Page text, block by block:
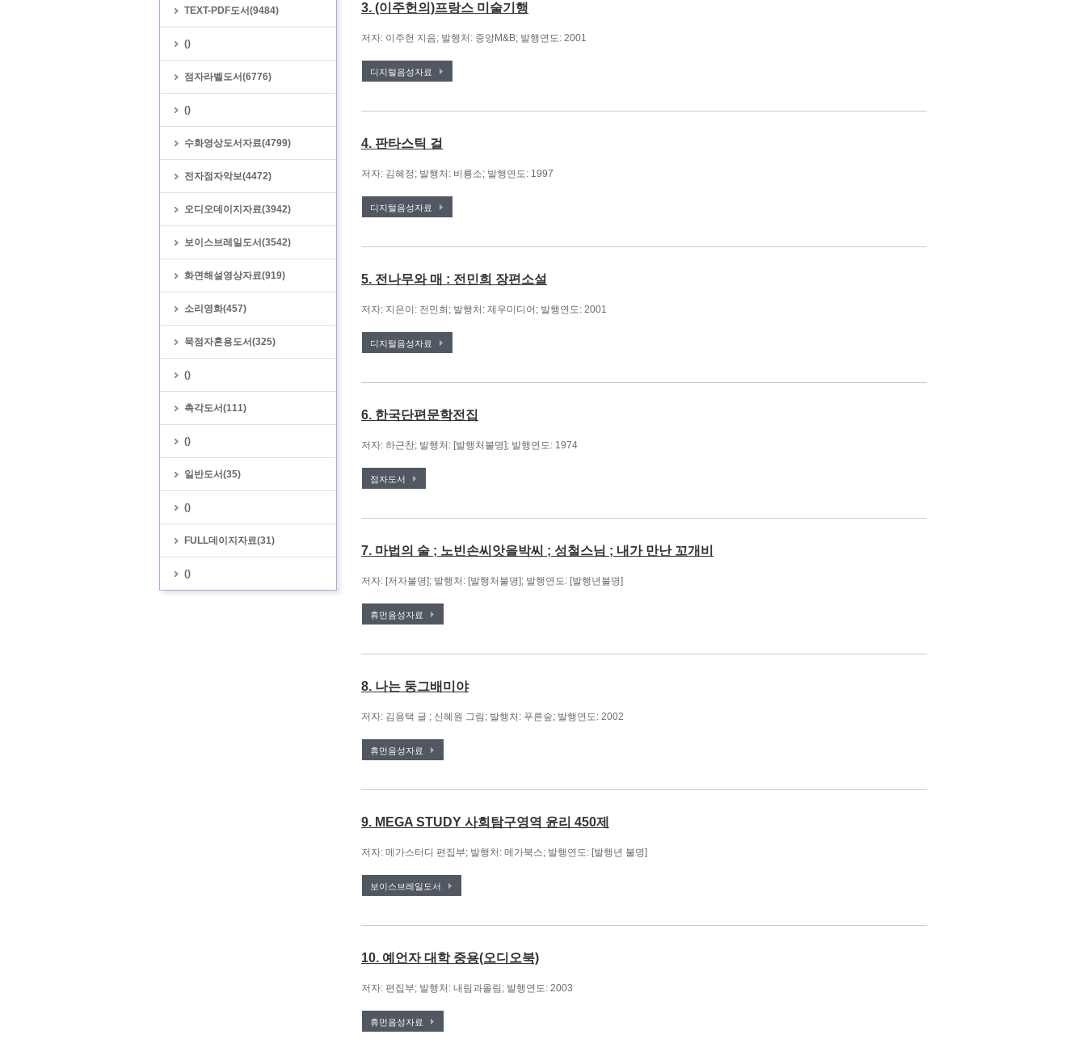
TEXT-PDF도서(9484)
()
점자라벨도서(6776)
()
수화영상도서자료(4799)
전자점자악보(4472)
오디오데이지자료(3942)
보이스브레일도서(3542)
화면해설영상자료(919)
소리영화(457)
묵점자혼용도서(325)
()
촉각도서(111)
()
일반도서(35)
()
FULL데이지자료(31)
()
3. (이주헌의)프랑스 미술기행
저자: 이주헌 지음; 발행처: 중앙M&B; 발행연도: 2001
디지털음성자료
4. 판타스틱 걸
저자: 김혜정; 발행처: 비룡소; 발행연도: 1997
디지털음성자료
5. 전나무와 매 : 전민희 장편소설
저자: 지은이: 전민희; 발행처: 제우미디어; 발행연도: 2001
디지털음성자료
6. 한국단편문학전집
저자: 하근찬; 발행처: [발행처불명]; 발행연도: 1974
점자도서
7. 마법의 술 ; 노빈손씨앗을박씨 ; 성철스님 ; 내가 만난 꼬개비
저자: [저자불명]; 발행처: [발행처불명]; 발행연도: [발행년불명]
휴먼음성자료
8. 나는 둥그배미야
저자: 김용택 글 ; 신혜원 그림; 발행처: 푸른숲; 발행연도: 2002
휴먼음성자료
9. MEGA STUDY 사회탐구영역 윤리 450제
저자: 메가스터디 편집부; 발행처: 메가북스; 발행연도: [발행년 불명]
보이스브레일도서
10. 예언자 대학 중용(오디오북)
저자: 편집부; 발행처: 내림과올림; 발행연도: 2003
휴먼음성자료